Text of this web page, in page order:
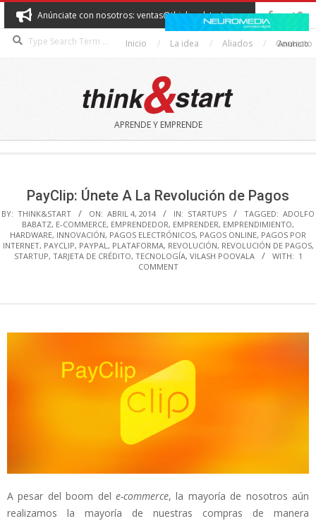
Skip
to
content
Anúnciate con nosotros: ventas@thinkandstart.com
Inicio La idea Aliados Contacto
THINK&START
APRENDE Y EMPRENDE
Anuncio
PayClip: Únete A La Revolución de Pagos
BY: THINK&START ON: ABRIL 4, 2014 IN: STARTUPS TAGGED: ADOLFO
BABATZ, E-COMMERCE, EMPRENDEDOR, EMPRENDER, EMPRENDIMIENTO,
HARDWARE, INNOVACIÓN, PAGOS ELECTRÓNICOS, PAGOS ONLINE, PAGOS POR
INTERNET, PAYCLIP, PAYPAL, PLATAFORMA, REVOLUCIÓN, REVOLUCIÓN DE PAGOS,
STARTUP, TARJETA DE CRÉDITO, TECNOLOGÍA, VILASH POOVALA WITH: 1
COMMENT
A pesar del boom del e-commerce, la mayoría de nosotros aún
realizamos la mayoría de nuestras compras de manera